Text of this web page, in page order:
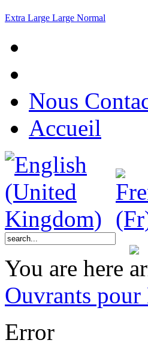
Extra Large Large Normal
Nous
Accueil
You are here
Ouvrants pour
Error